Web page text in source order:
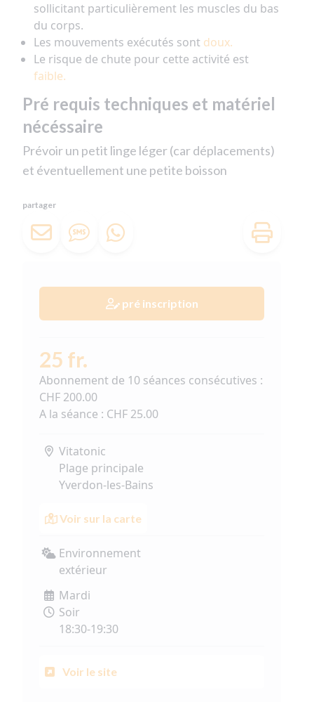
sollicitant particulièrement les muscles du bas
du corps.
Les mouvements exécutés sont doux.
Le risque de chute pour cette activité est
faible.
Pré requis techniques et matériel
nécéssaire
Prévoir un petit linge léger (car déplacements)
et éventuellement une petite boisson
partager
pré inscription
25 fr.
Abonnement de 10 séances consécutives :
CHF 200.00
A la séance : CHF 25.00
Vitatonic
Plage principale
Yverdon-les-Bains
Voir sur la carte
Environnement
extérieur
Mardi
Soir
18:30-19:30
Voir le site